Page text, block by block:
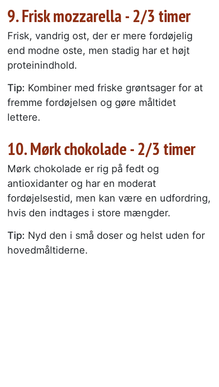
9. Frisk mozzarella - 2/3 timer
Frisk, vandrig ost, der er mere fordøjelig
end modne oste, men stadig har et højt
proteinindhold.
Tip: Kombiner med friske grøntsager for at
fremme fordøjelsen og gøre måltidet
lettere.
10. Mørk chokolade - 2/3 timer
Mørk chokolade er rig på fedt og
antioxidanter og har en moderat
fordøjelsestid, men kan være en udfordring,
hvis den indtages i store mængder.
Tip: Nyd den i små doser og helst uden for
hovedmåltiderne.